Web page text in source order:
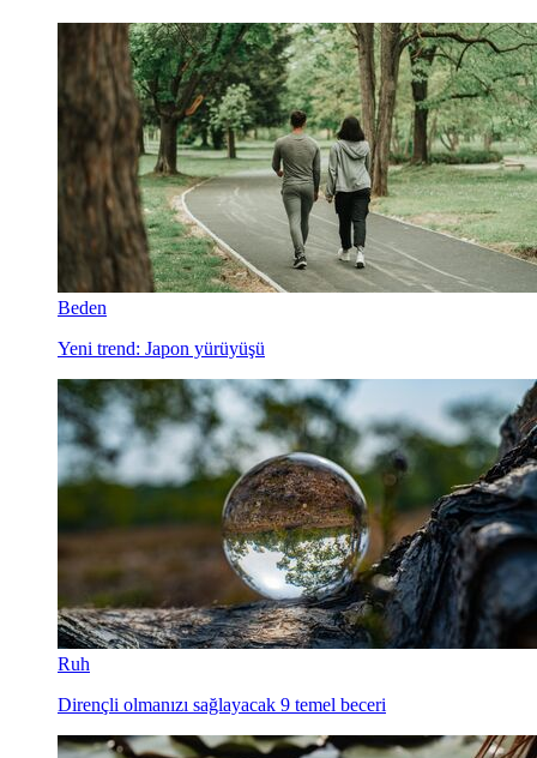
Beden
Yeni trend: Japon yürüyüşü
Ruh
Dirençli olmanızı sağlayacak 9 temel beceri